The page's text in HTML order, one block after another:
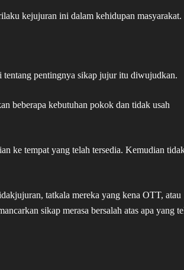
kejujuran ini dalam kehidupan masyarakat.
tentang pentingnya sikap jujur itu diwujudkan.
beberapa kebutuhan pokok dan tidak usah
ke tempat yang telah tersedia. Kemudian
tatkala mereka yang kena OTT, atau
sikap merasa bersalah atas apa yang